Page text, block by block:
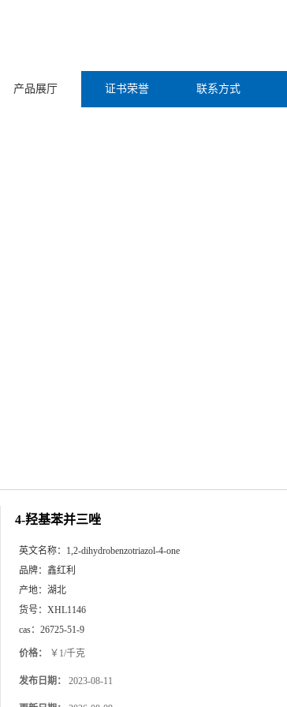
产品展厅 证书荣誉 联系方式
4-羟基苯并三唑
英文名称： 1,2-dihydrobenzotriazol-4-one
品牌： 鑫红利
产地： 湖北
货号： XHL1146
cas： 26725-51-9
价格： ￥1/千克
发布日期： 2023-08-11